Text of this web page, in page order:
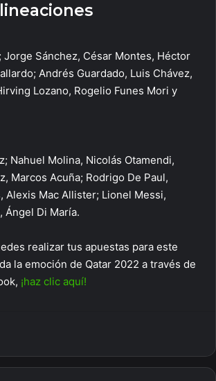
Jorge Sánchez, César Montes, Héctor
Andrés Guardado, Luis Chávez,
Lozano, Rogelio Funes Mori y
Nahuel Molina, Nicolás Otamendi,
Marcos Acuña; Rodrigo De Paul,
Alexis Mac Allister; Lionel Messi,
Ángel Di María.
realizar tus apuestas para este
la emoción de Qatar 2022 a través de
¡haz clic aquí!